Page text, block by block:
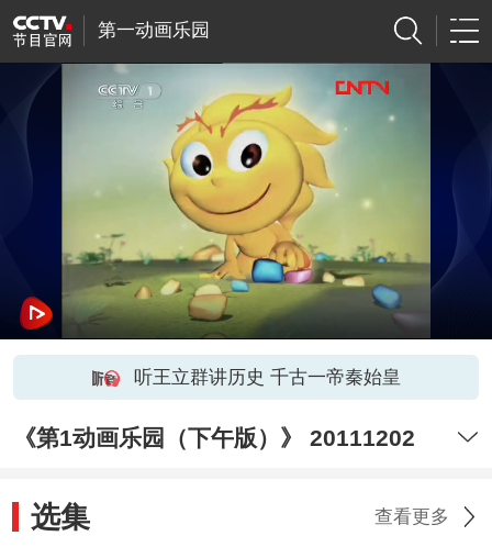
第一动画乐园
听王立群讲历史 千古一帝秦始皇
《第1动画乐园（下午版）》 20111202
选集 查看更多